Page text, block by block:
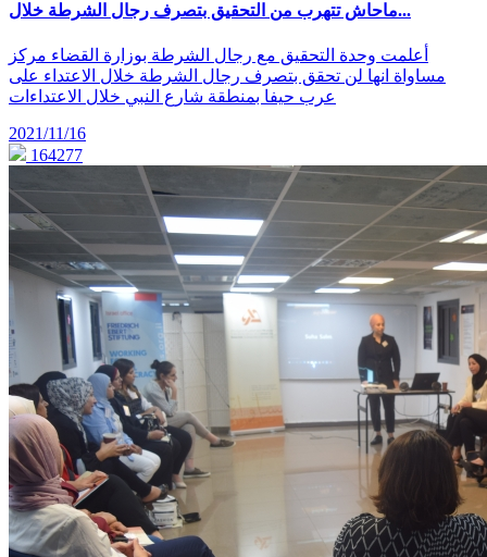
ماحاش تتهرب من التحقيق بتصرف رجال الشرطة خلال...
أعلمت وحدة التحقيق مع رجال الشرطة بوزارة القضاء مركز
مساواة انها لن تحقق بتصرف رجال الشرطة خلال الاعتداء على
عرب حيفا بمنطقة شارع النبي خلال الاعتداءات
2021/11/16
164277